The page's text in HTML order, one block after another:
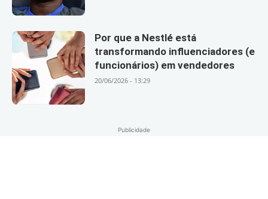
Por que a Nestlé está
transformando influenciadores (e
funcionários) em vendedores
20/06/2026 - 13:29
Publicidade